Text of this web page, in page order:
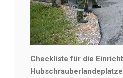
Checkliste für die